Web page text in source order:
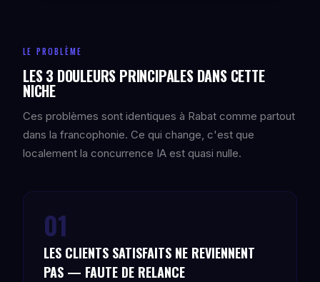
LE PROBLÈME
LES 3 DOULEURS PRINCIPALES DANS CETTE
NICHE
Ces problèmes sont identiques à Rabat comme partout
dans la francophonie. Ce qui change, c'est que
localement la concurrence IA est quasi nulle.
01
LES CLIENTS SATISFAITS NE REVIENNENT
PAS — FAUTE DE RELANCE